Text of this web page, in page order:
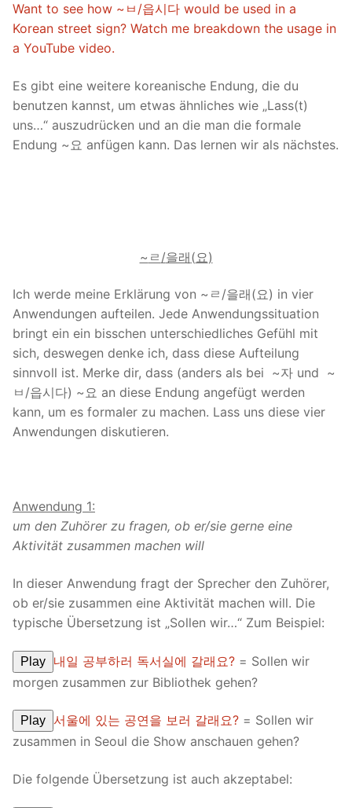
Want to see how ~ㅂ/읍시다 would be used in a
Korean street sign? Watch me breakdown the usage in
a YouTube video.
Es gibt eine weitere koreanische Endung, die du
benutzen kannst, um etwas ähnliches wie „Lass(t)
uns…“ auszudrücken und an die man die formale
Endung ~요 anfügen kann. Das lernen wir als nächstes.
~ ㄹ /을래(요)
Ich werde meine Erklärung von ~ㄹ/을래(요) in vier
Anwendungen aufteilen. Jede Anwendungssituation
bringt ein ein bisschen unterschiedliches Gefühl mit
sich, deswegen denke ich, dass diese Aufteilung
sinnvoll ist. Merke dir, dass (anders als bei ~자 und ~
ㅂ/읍시다) ~요 an diese Endung angefügt werden
kann, um es formaler zu machen. Lass uns diese vier
Anwendungen diskutieren.
Anwendung 1:
um den Zuhörer zu fragen, ob er/sie gerne eine
Aktivität zusammen machen will
In dieser Anwendung fragt der Sprecher den Zuhörer,
ob er/sie zusammen eine Aktivität machen will. Die
typische Übersetzung ist „Sollen wir…“ Zum Beispiel:
Play 내일 공부하러 독서실에 갈래요? = Sollen wir
morgen zusammen zur Bibliothek gehen?
Play 서울에 있는 공연을 보러 갈래요? = Sollen wir
zusammen in Seoul die Show anschauen gehen?
Die folgende Übersetzung ist auch akzeptabel: